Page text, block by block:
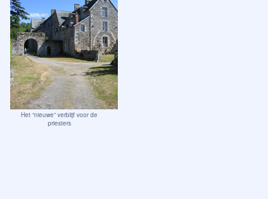
Het “nieuwe” verblijf voor de
priesters